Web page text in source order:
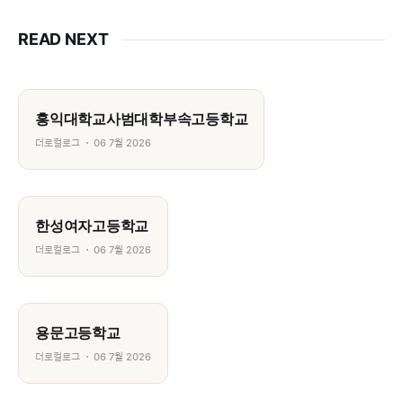
READ NEXT
홍익대학교사범대학부속고등학교
더로컬로그 06 7월 2026
한성여자고등학교
더로컬로그 06 7월 2026
용문고등학교
더로컬로그 06 7월 2026